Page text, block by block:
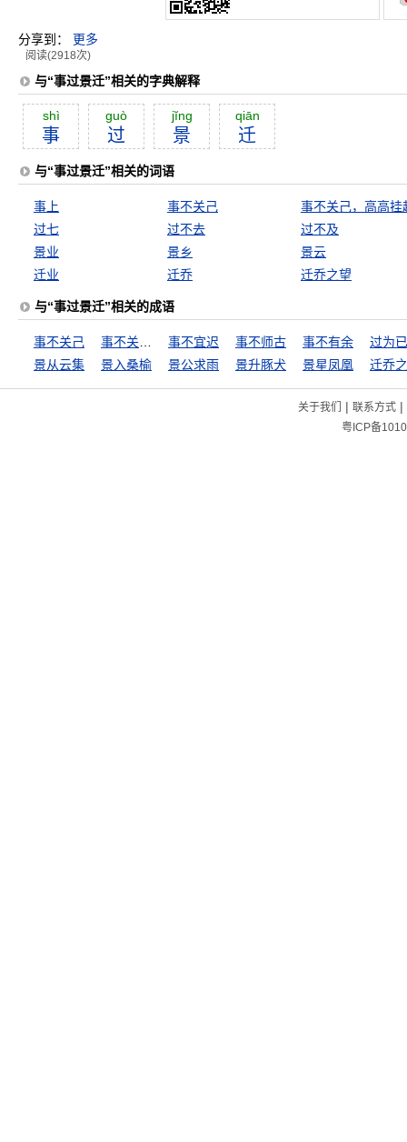
分享到： 更多
阅读(2918次)
与“事过景迁”相关的字典解释
shì
事
guò
过
jĭng
景
qiān
迁
与“事过景迁”相关的词语
事上 事不关己
事不关己，高高挂
过七
过不去
过不及
景业
景乡
景云
迁业
迁乔 迁乔之望
与“事过景迁”相关的成语
事不关己 事不宜迟 事不师古 事不有余
过为
景从云集
景入桑榆 景公求雨 景升豚犬 景星凤凰 迁乔
关于我们 | 联系方式|
粤ICP备